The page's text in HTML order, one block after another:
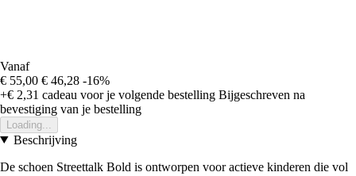
Vanaf
€ 55,00 € 46,28 -16%
+€ 2,31 cadeau voor je volgende bestelling Bijgeschreven na
bevestiging van je bestelling
Loading...
Beschrijving
De schoen Streettalk Bold is ontworpen voor actieve kinderen die vol